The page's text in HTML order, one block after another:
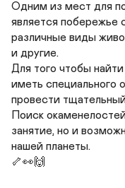
Одним из мест для
является побережье
различные виды
и другие.
Для того чтобы
иметь специального
провести
Поиск
занятие, но и
нашей планеты.
🦴👀🙌